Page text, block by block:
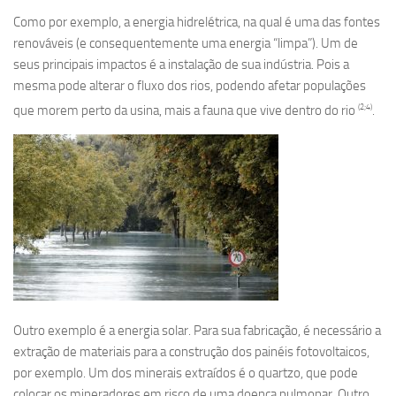
Como por exemplo, a energia hidrelétrica, na qual é uma das fontes
renováveis (e consequentemente uma energia “limpa”). Um de
seus principais impactos é a instalação de sua indústria. Pois a
mesma pode alterar o fluxo dos rios, podendo afetar populações
que morem perto da usina, mais a fauna que vive dentro do rio (2;4).
Outro exemplo é a energia solar. Para sua fabricação, é necessário a
extração de materiais para a construção dos painéis fotovoltaicos,
por exemplo. Um dos minerais extraídos é o quartzo, que pode